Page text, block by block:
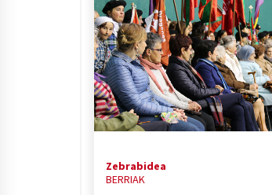
Zebrabidea
BERRIAK